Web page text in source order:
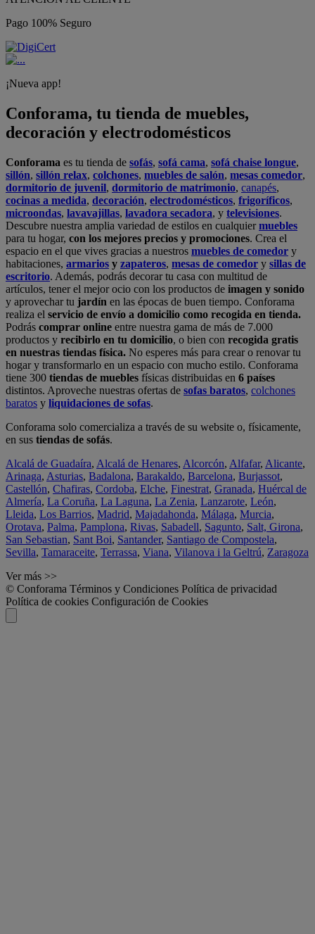
Pago 100% Seguro
¡Nueva app!
Conforama, tu tienda de muebles,
decoración y electrodomésticos
Conforama es tu tienda de sofás, sofá cama, sofá chaise longue,
sillón, sillón relax, colchones, muebles de salón, mesas comedor,
dormitorio de juvenil, dormitorio de matrimonio, canapés,
cocinas a medida, decoración, electrodomésticos, frigoríficos,
microondas, lavavajillas, lavadora secadora, y televisiones.
Descubre nuestra amplia variedad de estilos en cualquiermuebles
para tu hogar, con los mejores precios y promociones. Crea el
espacio en el que vives gracias a nuestros muebles de comedor y
habitaciones, armarios y zapateros, mesas de comedor y sillas de
escritorio. Además, podrás decorar tu casa con multitud de
artículos, tener el mejor ocio con los productos de imagen y sonido
y aprovechar tu jardín en las épocas de buen tiempo. Conforama
realiza el servicio de envío a domicilio como recogida en tienda.
Podrás comprar online entre nuestra gama de más de 7.000
productos y recibirlo en tu domicilio, o bien con recogida gratis
en nuestras tiendas física. No esperes más para crear o renovar tu
hogar y transformarlo en un espacio con mucho estilo. Conforama
tiene 300 tiendas de muebles físicas distribuidas en 6 países
distintos. Aproveche nuestras ofertas de sofas baratos, colchones
baratos y liquidaciones de sofas.
Conforama solo comercializa a través de su website o, físicamente,
en sus tiendas de sofás.
Alcalá de Guadaíra, Alcalá de Henares, Alcorcón, Alfafar, Alicante,
Arinaga, Asturias, Badalona, Barakaldo, Barcelona, Burjassot,
Castellón, Chafiras, Cordoba, Elche, Finestrat, Granada, Huércal de
Almería, La Coruña, La Laguna, La Zenia, Lanzarote, León,
Lleida, Los Barrios, Madrid, Majadahonda, Málaga, Murcia,
Orotava, Palma, Pamplona, Rivas, Sabadell, Sagunto, Salt, Girona,
San Sebastian, Sant Boi, Santander, Santiago de Compostela,
Sevilla, Tamaraceite, Terrassa, Viana, Vilanova i la Geltrú, Zaragoza
Ver más >>
© Conforama Términos y Condiciones Política de privacidad
Política de cookies Configuración de Cookies